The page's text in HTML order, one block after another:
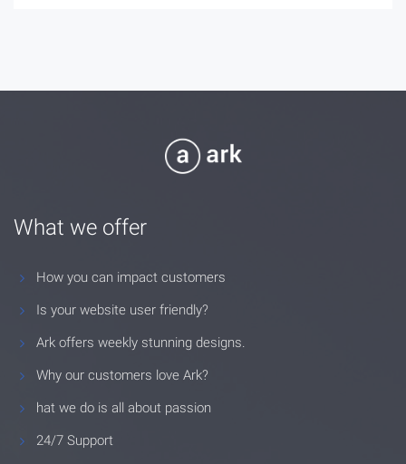
What we offer
How you can impact customers
Is your website user friendly?
Ark offers weekly stunning designs.
Why our customers love Ark?
hat we do is all about passion
24/7 Support